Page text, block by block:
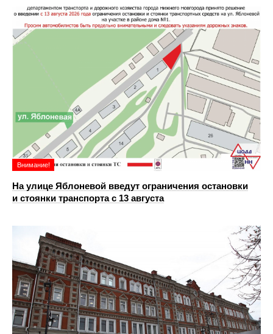
Внимание!
На улице Яблоневой введут ограничения остановки
и стоянки транспорта с 13 августа